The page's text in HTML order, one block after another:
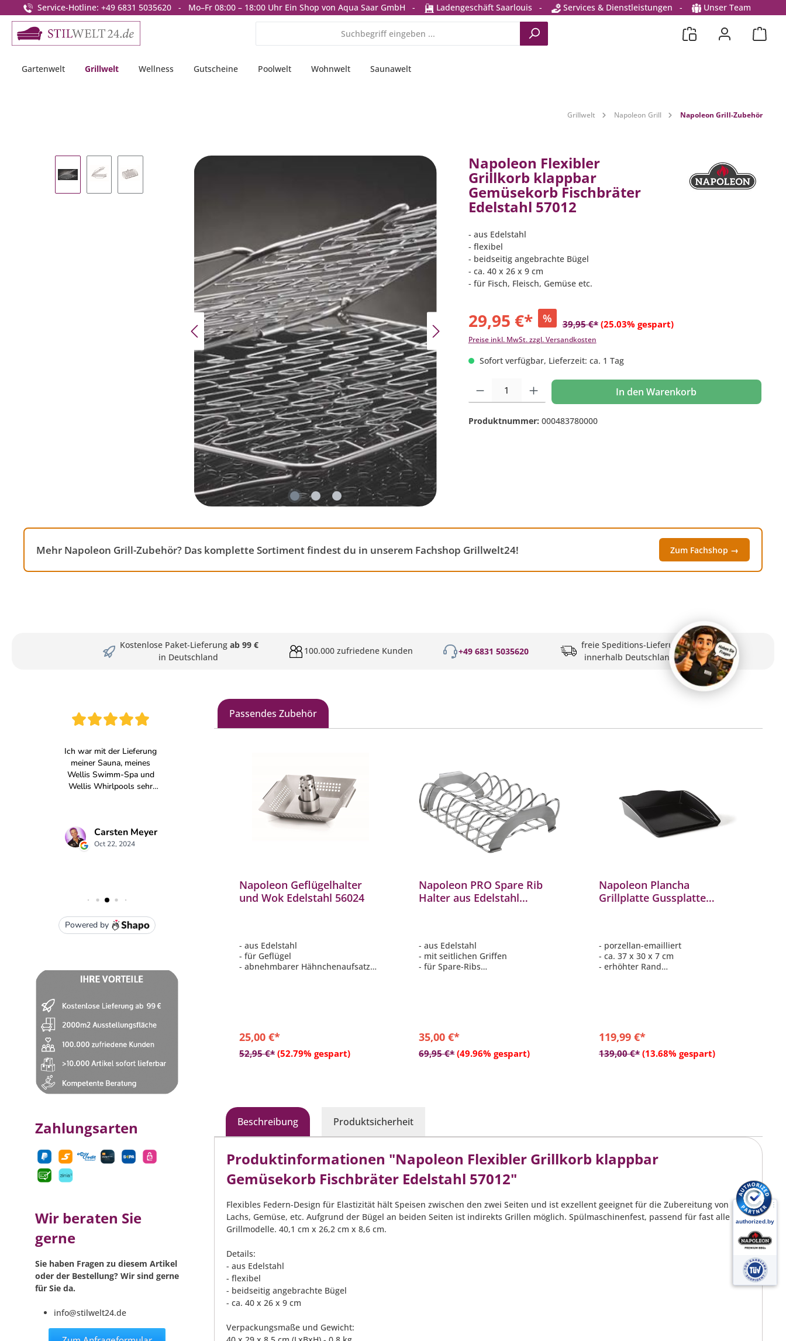
Zur Hauptnavigation springen
Service-Hotline: +49 6831 5035620 - Mo–Fr 08:00 – 18:00 Uhr Ein Shop von Aqua Saar GmbH - Ladengeschäft Saarlouis - Services & Dienstleistungen - Unser Team
Gartenwelt Grillwelt Wellness Gutscheine Poolwelt Wohnwelt Saunawelt
Grillwelt Napoleon Grill Napoleon Grill-Zubehör
Napoleon Flexibler
Grillkorb klappbar
Gemüsekorb Fischbräter
Edelstahl 57012
- aus Edelstahl
- flexibel
- beidseitig angebrachte Bügel
- ca. 40 x 26 x 9 cm
- für Fisch, Fleisch, Gemüse etc.
29,95 €* % 39,95 €* (25.03% gespart)
Preise inkl. MwSt. zzgl. Versandkosten
Sofort verfügbar, Lieferzeit: ca. 1 Tag
Produkt Anzahl: Gib den gewünschten Wert ein oder benutze die Schaltflächen um die
In den Warenkorb
Produktnummer: 000483780000
Mehr Napoleon Grill-Zubehör? Das komplette Sortiment findest du in unserem Fachshop Grillwelt24! Zum Fachshop →
Kostenlose Paket-Lieferung ab 99 €
in Deutschland
100.000 zufriedene Kunden +49 6831 5035620
freie Speditions-Lieferung
innerhalb Deutschlands
Zahlungsarten
Wir beraten Sie
gerne
Sie haben Fragen zu diesem Artikel
oder der Bestellung? Wir sind gerne
für Sie da.
info@stilwelt24.de
Passendes Zubehör
Napoleon Geflügelhalter
und Wok Edelstahl 56024
- aus Edelstahl
- für Geflügel
- abnehmbarer Hähnchenaufsatz
25,00 €*
52,95 €* (52.79% gespart)
In den Warenkorb
Napoleon PRO Spare Rib
Halter aus Edelstahl
- aus Edelstahl
- mit seitlichen Griffen
- für Spare-Ribs
35,00 €*
69,95 €* (49.96% gespart)
In den Warenkorb
Napoleon Plancha
Grillplatte Gussplatte
- porzellan-emailliert
- ca. 37 x 30 x 7 cm
- erhöhter Rand
119,99 €*
139,00 €* (13.68% gespart)
In den Warenkorb
Beschreibung Produktsicherheit
Produktinformationen "Napoleon Flexibler Grillkorb klappbar
Gemüsekorb Fischbräter Edelstahl 57012"
Flexibles Federn-Design für Elastizität hält Speisen zwischen den zwei Seiten und ist exzellent geeignet für die Zubereitung von
Lachs, Gemüse, etc. Aufgrund der Bügel an beiden Seiten ist indirekts Grillen möglich. Spülmaschinenfest, passend für fast alle
Grillmodelle. 40,1 cm x 26,2 cm x 8,6 cm.
Details:
- aus Edelstahl
- flexibel
- beidseitig angebrachte Bügel
- ca. 40 x 26 x 9 cm
Verpackungsmaße und Gewicht: